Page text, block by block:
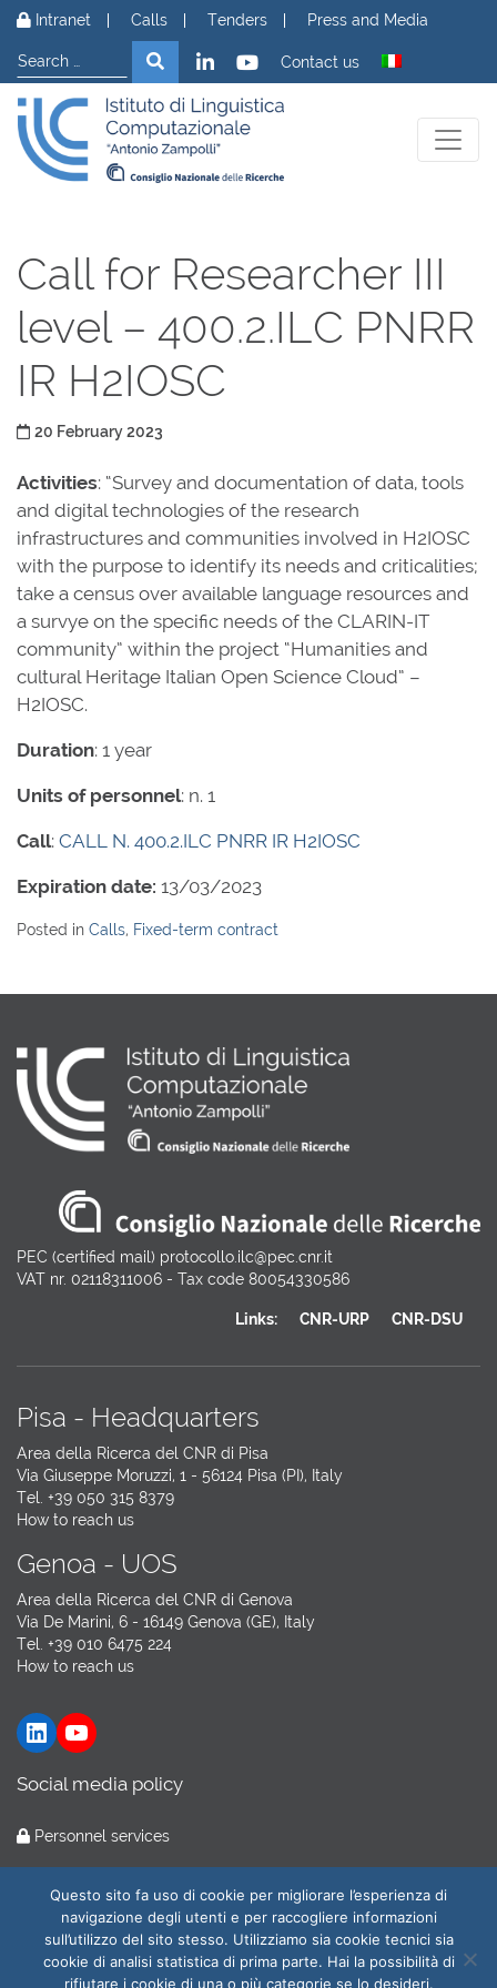
Skip to content
Intranet Calls Tenders
Press and Media
Search
Search Contact us
Call for Researcher III
level – 400.2.ILC PNRR
IR H2IOSC
Posted on
20 February 2023
Activities: “Survey and documentation of data, tools
and digital technologies of the research
infrastructures and communities involved in H2IOSC
with the purpose to identify its needs and criticalities;
take a census over available language resources and
a survye on the specific needs of the CLARIN-IT
community” within the project “Humanities and
cultural Heritage Italian Open Science Cloud” –
H2IOSC.
Duration: 1 year
Units of personnel: n. 1
Call: CALL N. 400.2.ILC PNRR IR H2IOSC
Expiration date: 13/03/2023
Posted in Calls, Fixed-term contract
PEC (certified mail) protocollo.ilc@pec.cnr.it
VAT nr. 02118311006 - Tax code 80054330586
Links: CNR-URP CNR-DSU
Pisa - Headquarters
Area della Ricerca del CNR di Pisa
Via Giuseppe Moruzzi, 1 - 56124 Pisa (PI), Italy
Tel. +39 050 315 8379
How to reach us
Genoa - UOS
Area della Ricerca del CNR di Genova
Via De Marini, 6 - 16149 Genova (GE), Italy
Tel. +39 010 6475 224
How to reach us
LinkedIn YouTube
Social media policy
Personnel services
© 2026CNR-ILCAll Rights Reserved.
Questo sito fa uso di cookie per migliorare l’esperienza di
navigazione degli utenti e per raccogliere informazioni
sull’utilizzo del sito stesso. Utilizziamo sia cookie tecnici sia
cookie di analisi statistica di prima parte. Hai la possibilità di
rifiutare i cookie di una o più categorie se lo desideri.